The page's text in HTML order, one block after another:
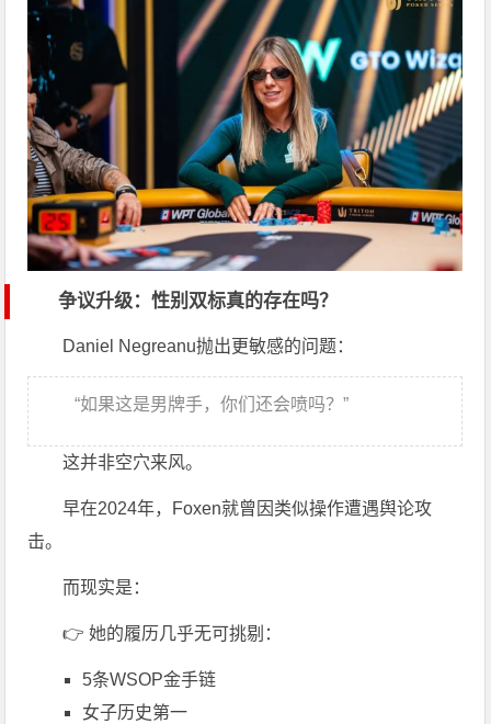
争议升级：性别双标真的存在吗？
Daniel Negreanu抛出更敏感的问题：
“如果这是男牌手，你们还会喷吗？”
这并非空穴来风。
早在2024年，Foxen就曾因类似操作遭遇舆论攻
击。
而现实是：
👉 她的履历几乎无可挑剔：
5条WSOP金手链
女子历史第一